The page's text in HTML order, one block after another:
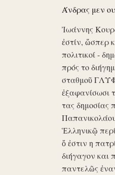
Άνδρας μεν
Ἰωάννης
ἐστίν, ὥσπερ
πολιτικοί -
πρός το
σταθμοῦ
ἐξαφανίσωσι
τας
Ἑλληνικῷ
ὅ ἐστιν η
διήγαγον και
παντελῶς